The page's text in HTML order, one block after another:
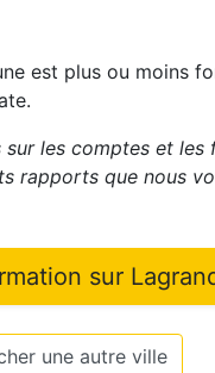
est plus ou moins
les comptes et les
rapports que nous
sur
une autre ville